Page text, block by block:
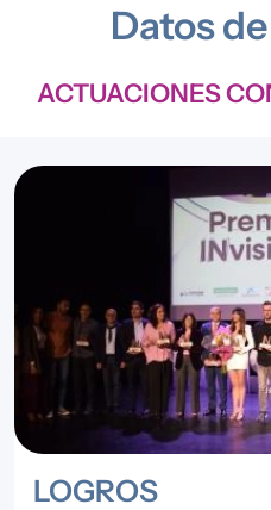
Datos de
ACTUACIONES
Imagen
LOGROS